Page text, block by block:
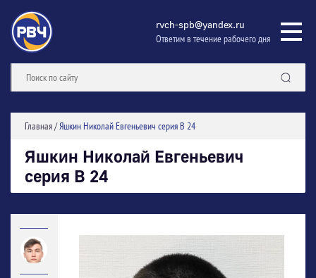
rvch-spb@yandex.ru
Ответим в течение рабочего дня
Главная/Яшкин Николай Евгеньевич серия В 24
Яшкин Николай Евгеньевич
серия В 24